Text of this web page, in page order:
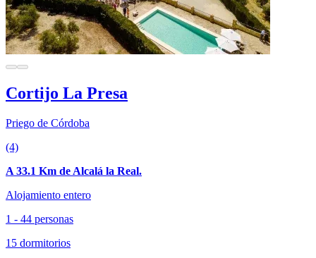
Cortijo La Presa
Priego de Córdoba
(4)
A 33.1 Km de Alcalá la Real.
Alojamiento entero
1 - 44 personas
15 dormitorios